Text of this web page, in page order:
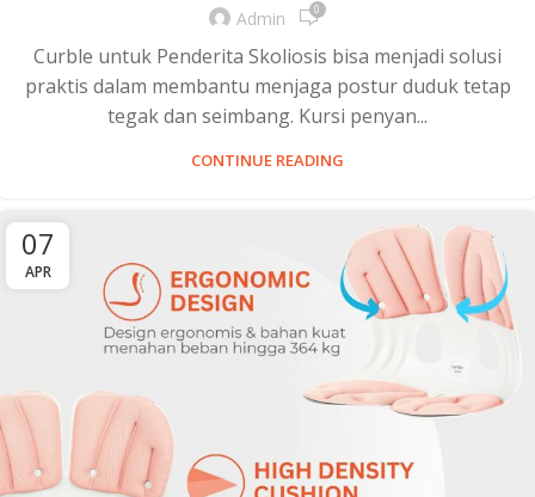
Admin 0
Curble untuk Penderita Skoliosis bisa menjadi solusi
praktis dalam membantu menjaga postur duduk tetap
tegak dan seimbang. Kursi penyan...
CONTINUE READING
07
APR